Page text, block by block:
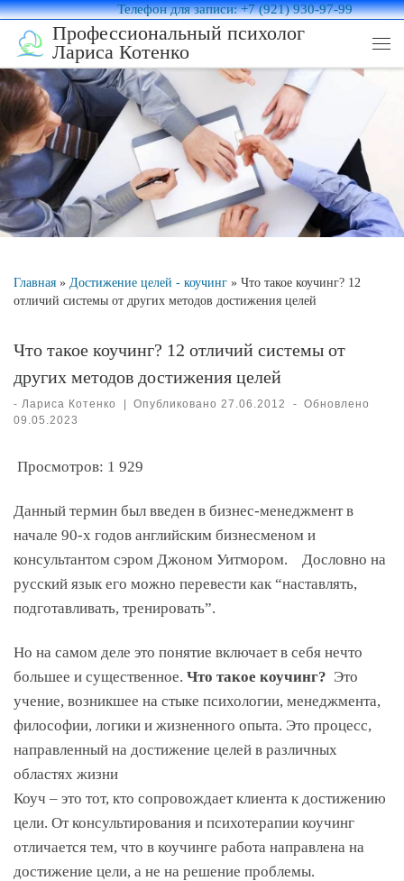
Перейти к содержимому
Телефон для записи: +7 (921) 930-97-99
Профессиональный психолог
Лариса Котенко
Главная » Достижение целей - коучинг » Что такое коучинг? 12
отличий системы от других методов достижения целей
Что такое коучинг? 12 отличий системы от
других методов достижения целей
- Лариса Котенко Опубликовано27.06.2012 - Обновлено
09.05.2023
Просмотров: 1 929
Данный термин был введен в бизнес-менеджмент в
начале 90-х годов английским бизнесменом и
консультантом сэром Джоном Уитмором. Дословно на
русский язык его можно перевести как “наставлять,
подготавливать, тренировать”.
Но на самом деле это понятие включает в себя нечто
большее и существенное. Что такое коучинг? Это
учение, возникшее на стыке психологии, менеджмента,
философии, логики и жизненного опыта. Это процесс,
направленный на достижение целей в различных
областях жизни
Коуч – это тот, кто сопровождает клиента к достижению
цели. От консультирования и психотерапии коучинг
отличается тем, что в коучинге работа направлена на
достижение цели, а не на решение проблемы.